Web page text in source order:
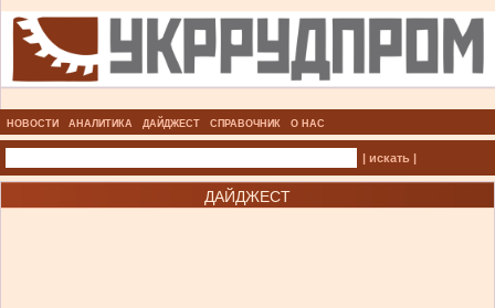
НОВОСТИ АНАЛИТИКА ДАЙДЖЕСТ СПРАВОЧНИК О НАС
| искать |
ДАЙДЖЕСТ